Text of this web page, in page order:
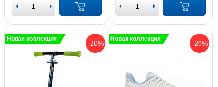
-20%
Новая коллекция
-20%
Новая коллекция